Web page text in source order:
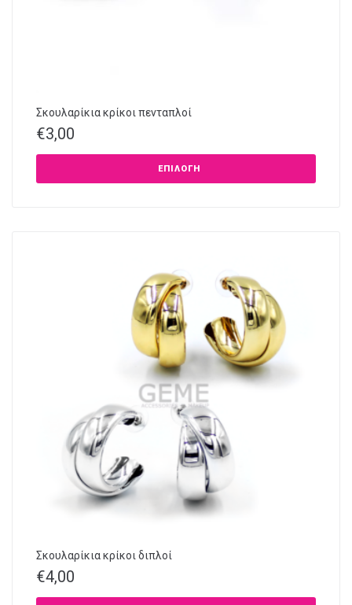
Σκουλαρίκια κρίκοι πενταπλοί
€3,00
ΕΠΙΛΟΓΉ
Σκουλαρίκια κρίκοι διπλοί
€4,00